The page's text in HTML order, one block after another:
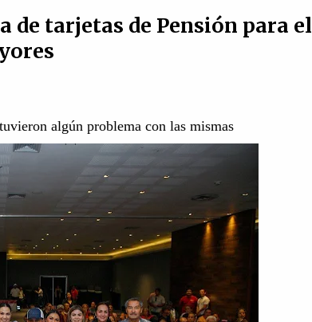
tarjetas de Pensión para el
algún problema con las mismas